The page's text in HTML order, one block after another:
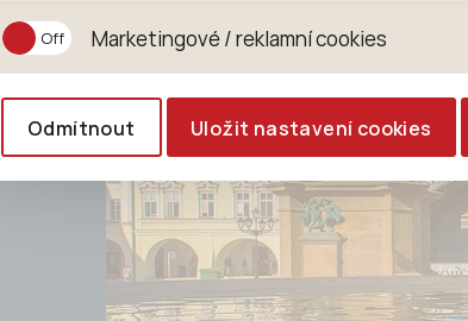
Personalizované cookies jsou využívány k
zajišťuje lepší nákupní zkušenosti. Díky nim můžeme
pomůže vyhnout se nevhodným doporučením
Marketingové / reklamní cookies
Odmítnout
Uložit nastavení cookies